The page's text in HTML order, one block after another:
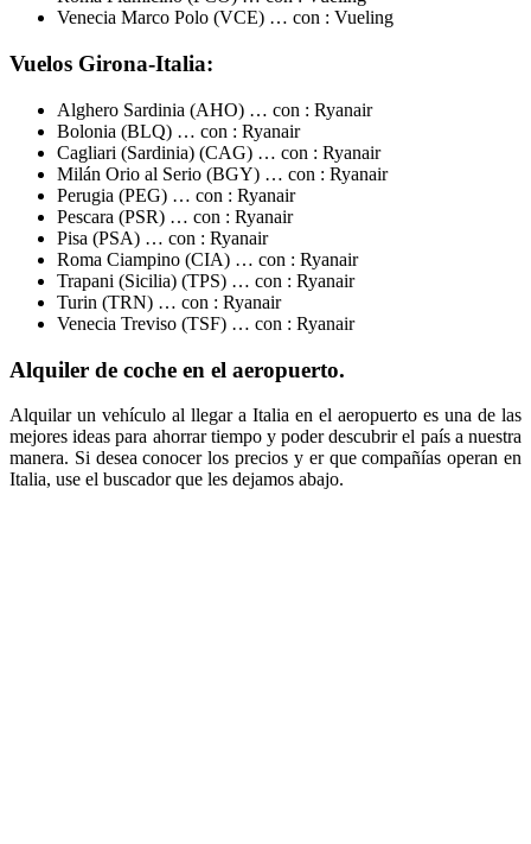
Venecia Marco Polo (VCE) … con : Vueling
Vuelos Girona-Italia:
Alghero Sardinia (AHO) … con : Ryanair
Bolonia (BLQ) … con : Ryanair
Cagliari (Sardinia) (CAG) … con : Ryanair
Milán Orio al Serio (BGY) … con : Ryanair
Perugia (PEG) … con : Ryanair
Pescara (PSR) … con : Ryanair
Pisa (PSA) … con : Ryanair
Roma Ciampino (CIA) … con : Ryanair
Trapani (Sicilia) (TPS) … con : Ryanair
Turin (TRN) … con : Ryanair
Venecia Treviso (TSF) … con : Ryanair
Alquiler de coche en el aeropuerto.
Alquilar un vehículo al llegar a Italia en el aeropuerto es una de las
mejores ideas para ahorrar tiempo y poder descubrir el país a nuestra
manera. Si desea conocer los precios y er que compañías operan en
Italia, use el buscador que les dejamos abajo.